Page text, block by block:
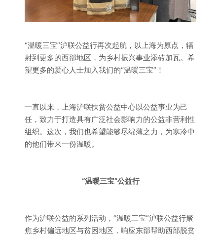
“温暖三宝”沪联公益行再次起航，以上海为原点，辐
射到更多的西部地区，为乡村振兴事业添砖加瓦。希
望更多的爱心人士加入我们的“温暖三宝”！
一直以来，上海沪联扶贫公益中心以公益事业为己
任，致力于打造具有广泛社会影响力的公益非营利性
组织。这次，我们也希望能够尽绵薄之力，为寒冷中
的他们带来一份温暖。
“温暖三宝”公益行
作为沪联公益的系列活动，“温暖三宝”沪联公益行聚
焦乡村偏远地区与贫困地区，响应东部帮助西部脱贫